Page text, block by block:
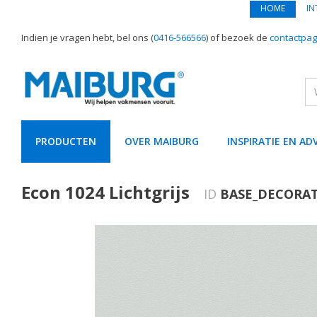
HOME
Indien je vragen hebt, bel ons (0416-566566) of bezoek de
PRODUCTEN OVER MAIBURG INSPIRATIE EN
Econ 1024 Lichtgrijs ID